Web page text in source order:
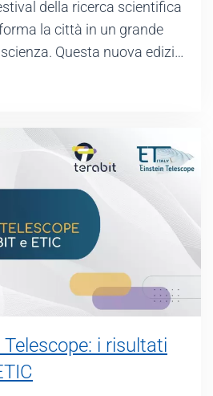
della ricerca scientifica
la città in un grande
Questa nuova edizi…
i risultati